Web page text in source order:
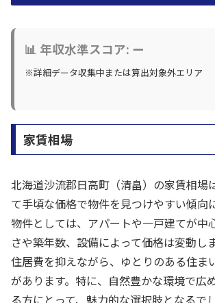
📊 年収水準スコア: ー
※詳細データ収集中または算出対象外エリア
家賃相場
北海道沙流郡日高町（清畠）の家賃相場
て手頃な価格で物件を見つけやすい傾向
物件としては、アパートや一戸建てが中
さや築年数、設備によって価格は変動し
住居費を抑えながら、ゆとりのある住ま
があります。特に、自然豊かな環境で広